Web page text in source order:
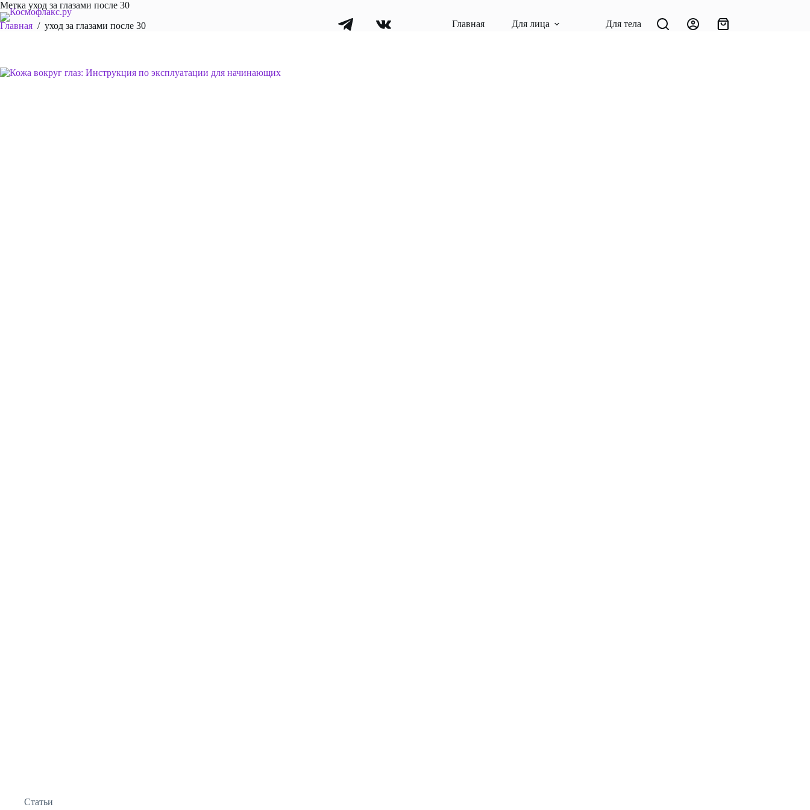
Перейти
к
сути
Главная Для лица Для тела Для волос Корзина
Метка уход за глазами после 30
Главная / уход за глазами после 30
Статьи